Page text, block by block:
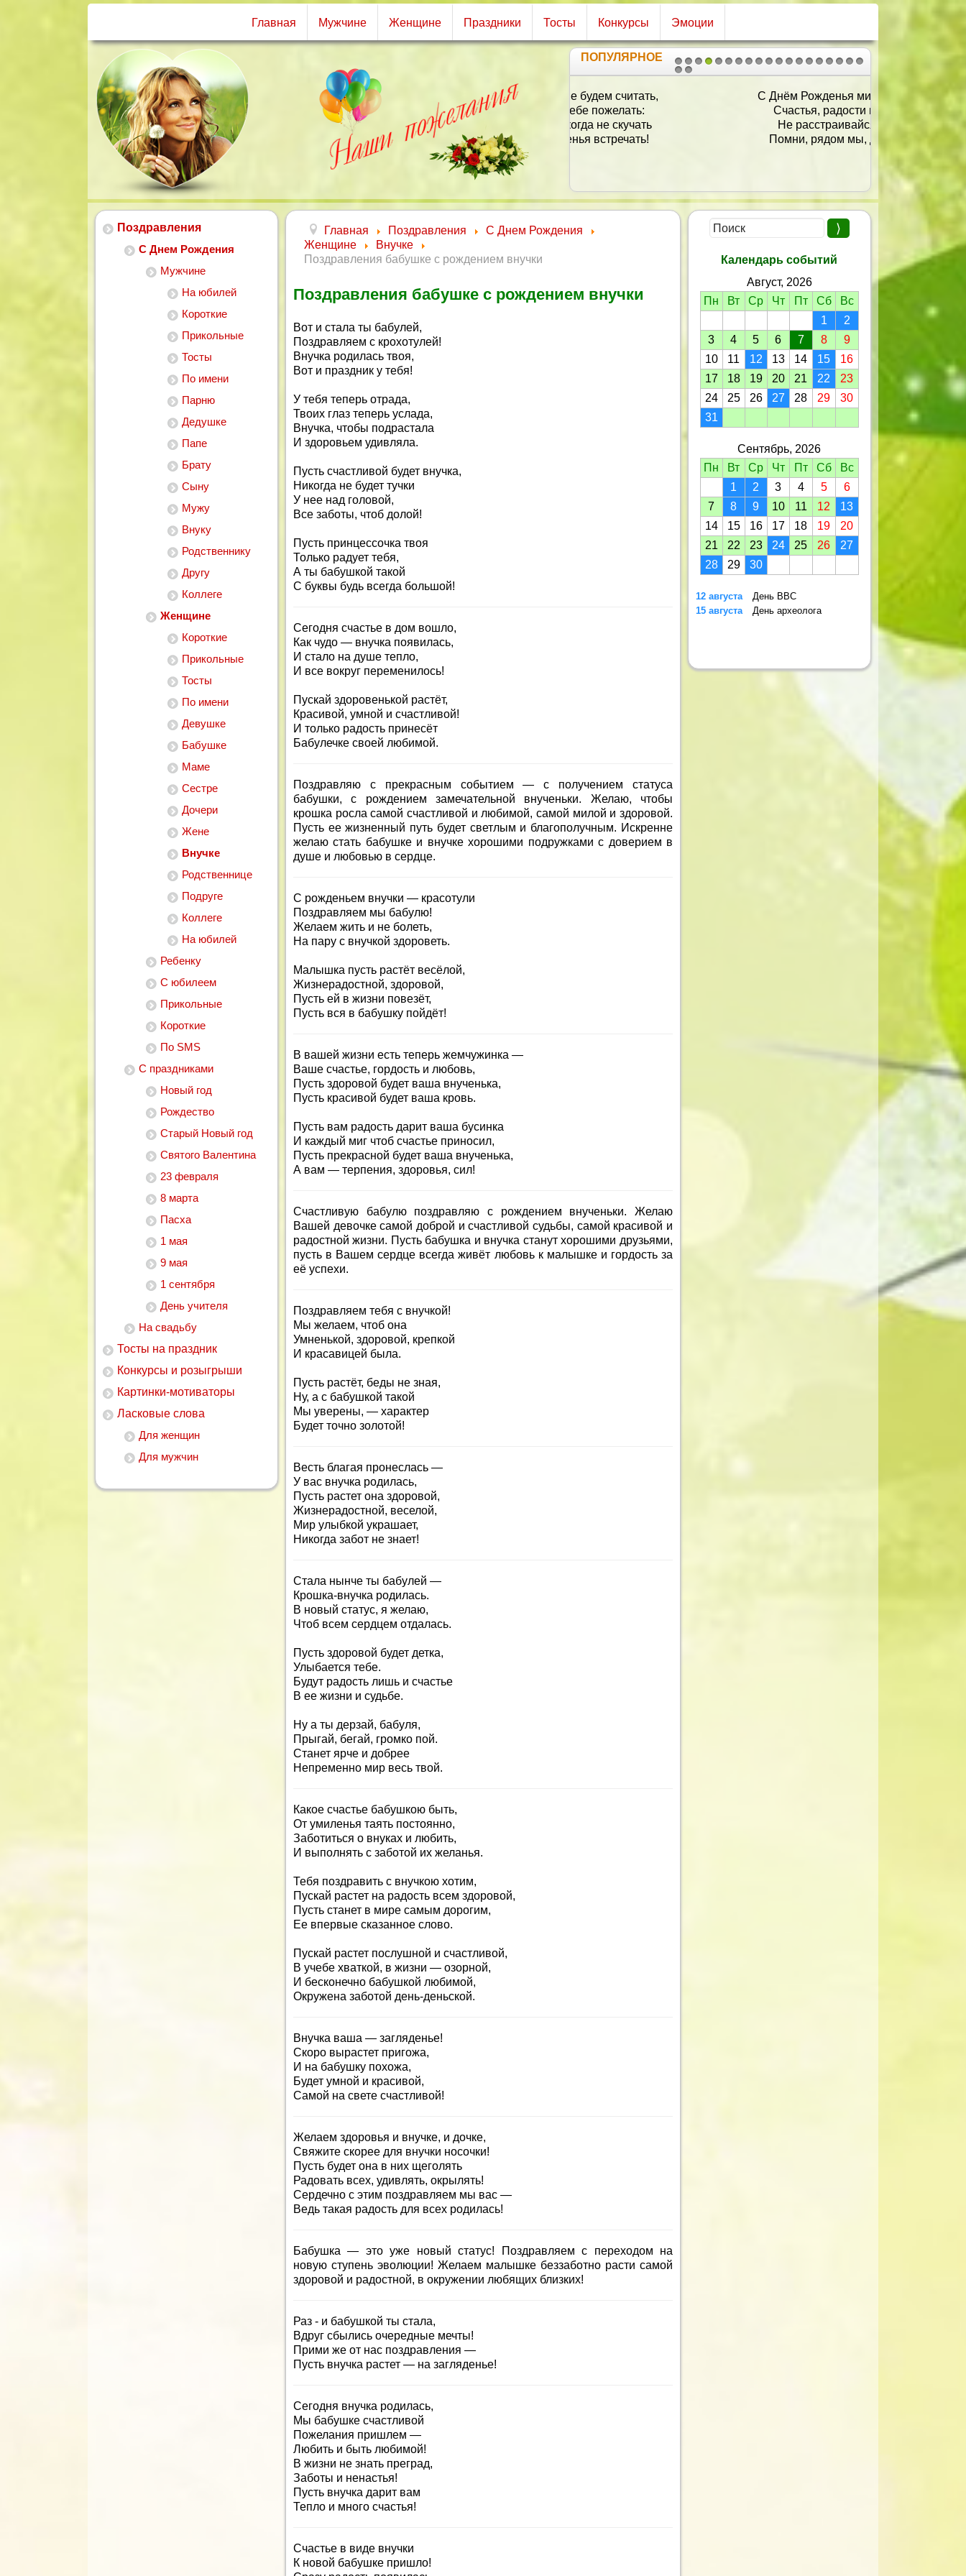
Главная Мужчине Женщине Праздники Тосты Конкурсы Эмоции
1 2
2021
ПОПУЛЯРНОЕ
С Днём Рожденья милый друг,
Счастья, радости вокруг.
Не расстраивайся зря!
Помни, рядом мы, друзья.
Поздравления
С Днем Рождения
Мужчине
На юбилей
Короткие
Прикольные
Тосты
По имени
Парню
Дедушке
Папе
Брату
Сыну
Мужу
Внуку
Родственнику
Другу
Коллеге
Женщине
Короткие
Прикольные
Тосты
По имени
Девушке
Бабушке
Маме
Сестре
Дочери
Жене
Внучке
Родственнице
Подруге
Коллеге
На юбилей
Ребенку
С юбилеем
Прикольные
Короткие
По SMS
С праздниками
Новый год
Рождество
Старый Новый год
Святого Валентина
23 февраля
8 марта
Пасха
1 мая
9 мая
1 сентября
День учителя
На свадьбу
Тосты на праздник
Конкурсы и розыгрыши
Картинки-мотиваторы
Ласковые слова
Для женщин
Для мужчин
Главная Поздравления
С Днем Рождения
Женщине
Внучке
Поздравления бабушке с рождением внучки
Поздравления бабушке с рождением внучки
Вот и стала ты бабулей,
Поздравляем с крохотулей!
Внучка родилась твоя,
Вот и праздник у тебя!
У тебя теперь отрада,
Твоих глаз теперь услада,
Внучка, чтобы подрастала
И здоровьем удивляла.
Пусть счастливой будет внучка,
Никогда не будет тучки
У нее над головой,
Все заботы, чтоб долой!
Пусть принцессочка твоя
Только радует тебя,
А ты бабушкой такой
С буквы будь всегда большой!
Сегодня счастье в дом вошло,
Как чудо — внучка появилась,
И стало на душе тепло,
И все вокруг переменилось!
Пускай здоровенькой растёт,
Красивой, умной и счастливой!
И только радость принесёт
Бабулечке своей любимой.
Поздравляю с прекрасным событием — с получением статуса
бабушки, с рождением замечательной внученьки. Желаю, чтобы
крошка росла самой счастливой и любимой, самой милой и здоровой.
Пусть ее жизненный путь будет светлым и благополучным. Искренне
желаю стать бабушке и внучке хорошими подружками с доверием в
душе и любовью в сердце.
С рожденьем внучки — красотули
Поздравляем мы бабулю!
Желаем жить и не болеть,
На пару с внучкой здороветь.
Малышка пусть растёт весёлой,
Жизнерадостной, здоровой,
Пусть ей в жизни повезёт,
Пусть вся в бабушку пойдёт!
В вашей жизни есть теперь жемчужинка —
Ваше счастье, гордость и любовь,
Пусть здоровой будет ваша внученька,
Пусть красивой будет ваша кровь.
Пусть вам радость дарит ваша бусинка
И каждый миг чтоб счастье приносил,
Пусть прекрасной будет ваша внученька,
А вам — терпения, здоровья, сил!
Счастливую бабулю поздравляю с рождением внученьки. Желаю
Вашей девочке самой доброй и счастливой судьбы, самой красивой и
радостной жизни. Пусть бабушка и внучка станут хорошими друзьями,
пусть в Вашем сердце всегда живёт любовь к малышке и гордость за
её успехи.
Поздравляем тебя с внучкой!
Мы желаем, чтоб она
Умненькой, здоровой, крепкой
И красавицей была.
Пусть растёт, беды не зная,
Ну, а с бабушкой такой
Мы уверены, — характер
Будет точно золотой!
Весть благая пронеслась —
У вас внучка родилась,
Пусть растет она здоровой,
Жизнерадостной, веселой,
Мир улыбкой украшает,
Никогда забот не знает!
Стала нынче ты бабулей —
Крошка-внучка родилась.
В новый статус, я желаю,
Чтоб всем сердцем отдалась.
Пусть здоровой будет детка,
Улыбается тебе.
Будут радость лишь и счастье
В ее жизни и судьбе.
Ну а ты дерзай, бабуля,
Прыгай, бегай, громко пой.
Станет ярче и добрее
Непременно мир весь твой.
Какое счастье бабушкою быть,
От умиленья таять постоянно,
Заботиться о внуках и любить,
И выполнять с заботой их желанья.
Тебя поздравить с внучкою хотим,
Пускай растет на радость всем здоровой,
Пусть станет в мире самым дорогим,
Ее впервые сказанное слово.
Пускай растет послушной и счастливой,
В учебе хваткой, в жизни — озорной,
И бесконечно бабушкой любимой,
Окружена заботой день-деньской.
Внучка ваша — загляденье!
Скоро вырастет пригожа,
И на бабушку похожа,
Будет умной и красивой,
Самой на свете счастливой!
Желаем здоровья и внучке, и дочке,
Свяжите скорее для внучки носочки!
Пусть будет она в них щеголять
Радовать всех, удивлять, окрылять!
Сердечно с этим поздравляем мы вас —
Ведь такая радость для всех родилась!
Бабушка — это уже новый статус! Поздравляем с переходом на
новую ступень эволюции! Желаем малышке беззаботно расти самой
здоровой и радостной, в окружении любящих близких!
Раз - и бабушкой ты стала,
Вдруг сбылись очередные мечты!
Прими же от нас поздравления —
Пусть внучка растет — на загляденье!
Сегодня внучка родилась,
Мы бабушке счастливой
Пожелания пришлем —
Любить и быть любимой!
В жизни не знать преград,
Заботы и ненастья!
Пусть внучка дарит вам
Тепло и много счастья!
Счастье в виде внучки
К новой бабушке пришло!
Календарь событий
Август, 2026
Пн
Вт Ср Чт Пт Сб
Вс
1
2
3
4 5 6 7 8
9
10
11 12 13 14 15
16
17
18 19 20 21 22
23
24
25 26 27 28 29
30
31
Сентябрь, 2026
Пн
Вт Ср Чт Пт Сб
Вс
1
2 3 4 5
6
7
8 9 10 11 12
13
14
15 16 17 18 19
20
21
22 23 24 25 26
27
28
29 30
12 августа
День ВВС
15 августа
День археолога